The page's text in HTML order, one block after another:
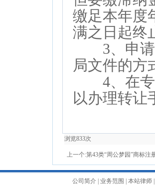
缴足本年度
满之日起终
3、申请
局文件的方
4、在专
以办理转让
浏览833次
上一个:第43类“周公梦园”商标注
公司简介| 业务范围 本站律师